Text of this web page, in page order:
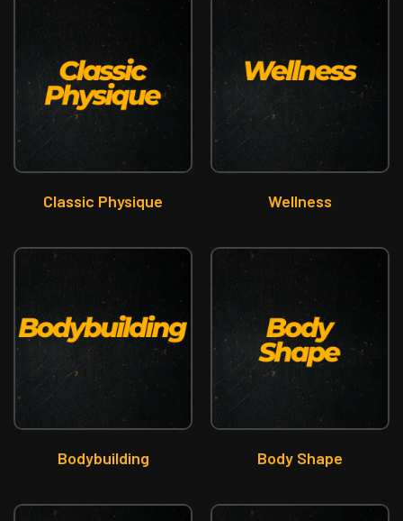
Classic Physique Wellness
Bodybuilding Body Shape